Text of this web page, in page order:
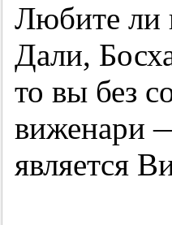
Любите ли
Дали,
то вы без
виженари
является